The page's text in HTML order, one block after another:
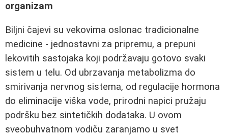
organizam
Biljni čajevi su vekovima oslonac tradicionalne
medicine - jednostavni za pripremu, a prepuni
lekovitih sastojaka koji podržavaju gotovo svaki
sistem u telu. Od ubrzavanja metabolizma do
smirivanja nervnog sistema, od regulacije hormona
do eliminacije viška vode, prirodni napici pružaju
podršku bez sintetičkih dodataka. U ovom
sveobuhvatnom vodiču zaranjamo u svet